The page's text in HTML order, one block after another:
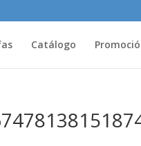
Catálogo